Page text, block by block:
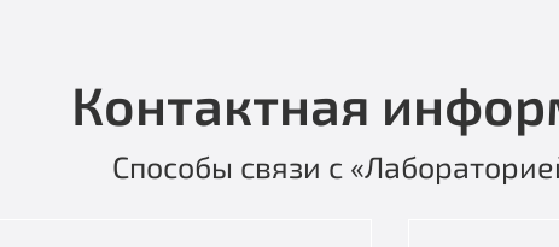
Контактная
Способы связи с